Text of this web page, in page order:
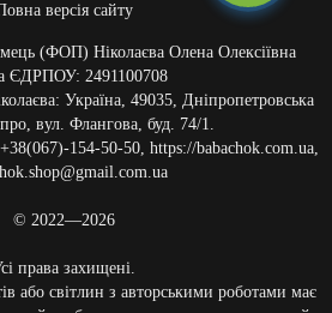
версія сайту
(ФОП) Ніколаєва Олена Олексіївна
ЄДРПОУ: 2491100708
Україна, 49035, Дніпропетровська
вул. Флангова, буд. 74/1.
154-50-50, https://babachok.com.ua,
© 2022—2026
права захищені.
або світлин з авторськими роботами має